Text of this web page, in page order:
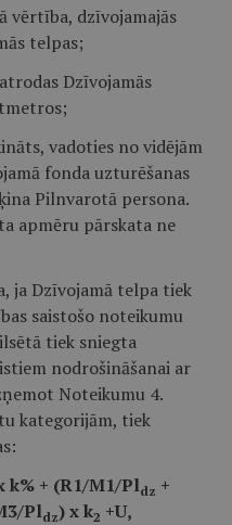
vērtība, dzīvojamajās
telpas;
Dzīvojamās
vadoties no vidējām
fonda uzturēšanas
Pilnvarotā persona.
apmēru pārskata ne
ja Dzīvojamā telpa tiek
saistošo noteikumu
tiek sniegta
nodrošināšanai ar
Noteikumu 4.
kategorijām, tiek
k% + (R1/M1/Pldz +
Pldz) x k2 +U,